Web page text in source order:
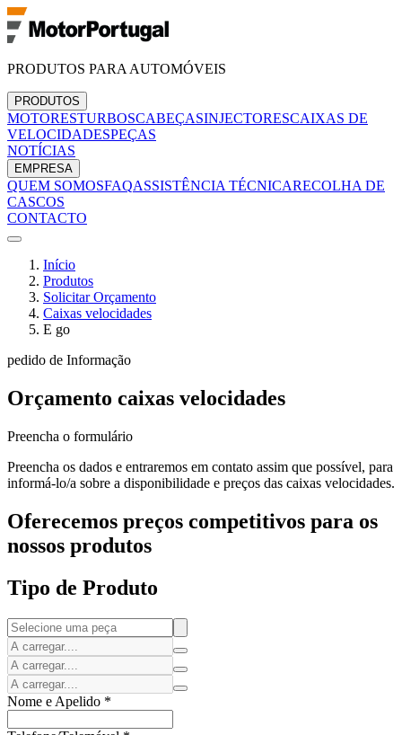
PRODUTOS PARA AUTOMÓVEIS
PRODUTOS
MOTORESTURBOSCABEÇASINJECTORESCAIXAS DE
VELOCIDADESPEÇAS
NOTÍCIAS
EMPRESA
QUEM SOMOSFAQASSISTÊNCIA TÉCNICARECOLHA DE
CASCOS
CONTACTO
Início
Produtos
Solicitar Orçamento
Caixas velocidades
E go
pedido de Informação
Orçamento caixas velocidades
Preencha o formulário
Preencha os dados e entraremos em contato assim que possível, para
informá-lo/a sobre a disponibilidade e preços das caixas velocidades.
Oferecemos preços competitivos para os
nossos produtos
Tipo de Produto
Nome e Apelido *